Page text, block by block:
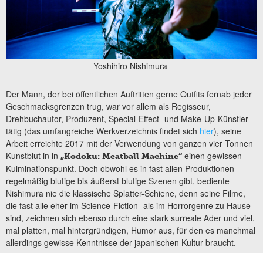
Yoshihiro Nishimura
Der Mann, der bei öffentlichen Auftritten gerne Outfits fernab jeder
Geschmacksgrenzen trug, war vor allem als Regisseur,
Drehbuchautor, Produzent, Special-Effect- und Make-Up-Künstler
tätig (das umfangreiche Werkverzeichnis findet sich hier), seine
Arbeit erreichte 2017 mit der Verwendung von ganzen vier Tonnen
Kunstblut in in „Kodoku: Meatball Machine“ einen gewissen
Kulminationspunkt. Doch obwohl es in fast allen Produktionen
regelmäßig blutige bis äußerst blutige Szenen gibt, bediente
Nishimura nie die klassische Splatter-Schiene, denn seine Filme,
die fast alle eher im Science-Fiction- als im Horrorgenre zu Hause
sind, zeichnen sich ebenso durch eine stark surreale Ader und viel,
mal platten, mal hintergründigen, Humor aus, für den es manchmal
allerdings gewisse Kenntnisse der japanischen Kultur braucht.